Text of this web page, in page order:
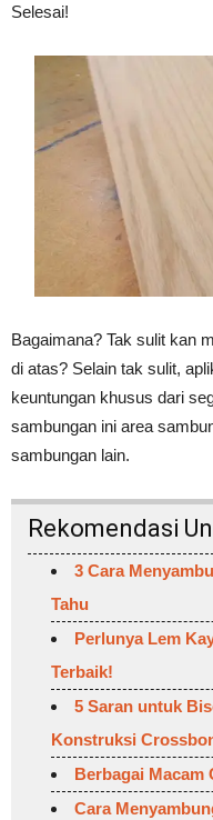
Selesai!
Bagaimana? Tak sulit kan
di atas? Selain tak sulit,
keuntungan khusus dari
sambungan ini area
sambungan lain.
Rekomendasi
3 Cara
Tahu
Perlunya Lem
Terbaik!
5 Saran untuk
Konstruksi
Berbagai Macam
Cara